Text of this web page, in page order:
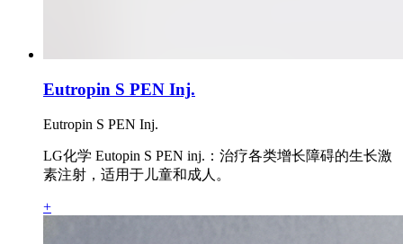
Eutropin S PEN Inj.
Eutropin S PEN Inj.
LG化学 Eutopin S PEN inj.：治疗各类增长障碍的生长激
素注射，适用于儿童和成人。
+